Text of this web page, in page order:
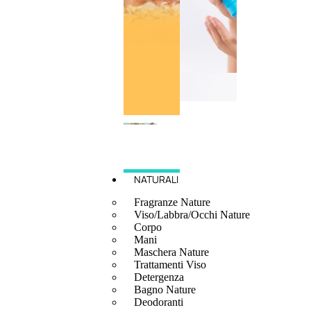
NATURALI
Fragranze Nature
Viso/Labbra/Occhi Nature
Corpo
Mani
Maschera Nature
Trattamenti Viso
Detergenza
Bagno Nature
Deodoranti